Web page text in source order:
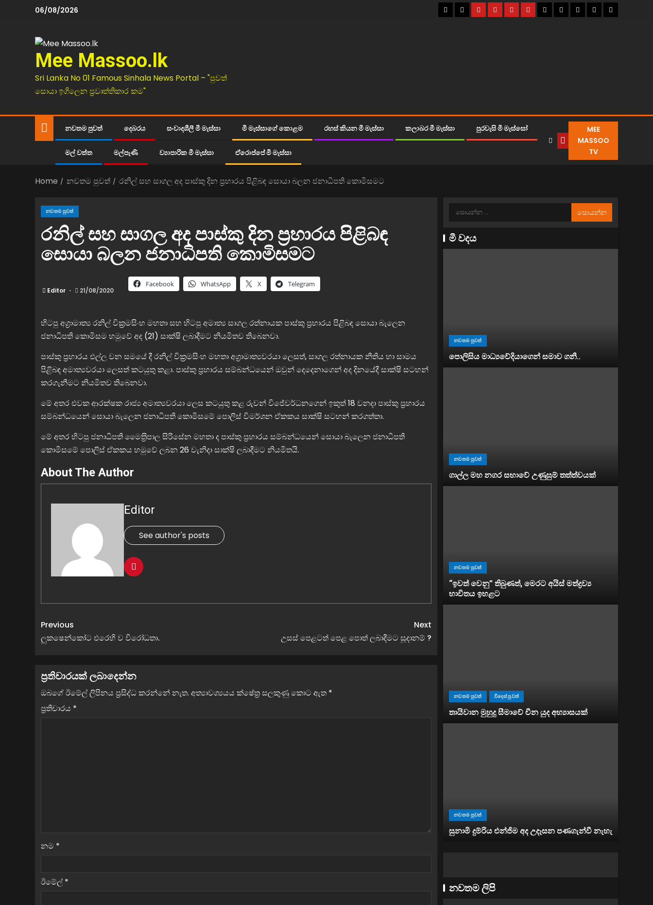
06/08/2026
Mee Massoo.lk
Sri Lanka No 01 Famous Sinhala News Portal – "පුවත්
සොයා ඉගිලෙන ප්‍රවෘත්තිකාර කම"
නවතම පුවත් දෙබරය සංවාදශීලී මී මැස්සා මී මැස්සාගේ කොළම රහස් කියන මී මැස්සා කලාබර මී මැස්සා පුරවැසි මී මැස්සෝ
මල් වත්ත මල්පැණි ව්‍යාපාරික මී මැස්සා ඒරොප්පේ මී මැස්සා
MEE
MASSOO
TV
Home නවතම පුවත් රනිල් සහ සාගල අද පාස්කු දින ප‍්‍රහාරය පිළිබඳ සොයා බලන ජනාධිපති කොමිසමට
නවතම පුවත්
රනිල් සහ සාගල අද පාස්කු දින ප‍්‍රහාරය පිළිබඳ
සොයා බලන ජනාධිපති කොමිසමට
Editor 21/08/2020
Facebook WhatsApp X Telegram
හිටපු අග‍්‍රාමාත්‍ය රනිල් වික‍්‍රමසිංහ මහතා සහ හිටපු අමාත්‍ය සාගල රත්නායක පාස්කු ප‍්‍රහාරය පිළිබඳ සොයා බැලෙන
ජනාධිපති කොමිසම හමුවේ අද (21) සාක්ෂි ලබාදීමට නියමිතව තිබෙනවා.
පාස්කු ප‍්‍රහාරය එල්ල වන සමයේ දී රනිල් වික‍්‍රමසිංහ මහතා අග‍්‍රාමාත්‍යවරයා ලෙසත්, සාගල රත්නායක නීතිය හා සාමය
පිළිබඳ අමාත්‍යවරයා ලෙසත් කටයුතු කළා. පාස්කු ප‍්‍රහාරය සම්බන්ධයෙන් ඔවුන් දෙදෙනාගෙන් අද දිනයේදී සාක්ෂි සටහන්
කරගැනීමට නියමිතව තිබෙනවා.
මේ අතර එවක ආරක්ෂක රාජ්‍ය අමාත්‍යවරයා ලෙස කටයුතු කළ රුවන් විජේවර්ධනගෙන් ඉකුත් 18 වනදා පාස්කු ප‍්‍රහාරය
සම්බන්ධයෙන් සොයා බැලෙන ජනාධිපති කොමිසමේ පොලිස් විමර්ශන ඒකකය සාක්ෂි සටහන් කරගත්තා.
මේ අතර හිටපු ජනාධිපති මෛත‍්‍රිපාල සිරිසේන මහතා ද පාස්කු ප‍්‍රහාරය සම්බන්ධයෙන් සොයා බැලෙන ජනාධිපති
කොමිසමේ පොලිස් ඒකකය හමුවේ ලබන 26 වැනිදා සාක්ෂි ලබාදීමට නියමිතයි.
About The Author
Editor
See author's posts
Previous
ලුකෂෙන්කෝට එරෙහි ව විරෝධතා.
Next
උසස් පෙළටත් පෙළ පොත් ලබාදීමට සූදානම් ?
ප්‍රතිචාරයක් ලබාදෙන්න
ඔබගේ ඊමේල් ලිපිනය ප්‍රසිද්ධ කරන්නේ නැත. අත්‍යාවශ්‍යයය ක්ෂේත්‍ර සලකුණු කොට ඇත *
ප්‍රතිචාරය *
නම *
ඊමේල් *
මී වදය
නවතම පුවත්
පොලිසිය මාධ්‍යවේදියාගෙන් සමාව ගනී..
නවතම පුවත්
ගාල්ල මහ නගර සභාවේ උණුසුම් තත්ත්වයක්
නවතම පුවත්
“ඉවත් වෙනු” තිබුණත්, මෙරට අයිස් මත්ද්‍රව්‍ය
භාවිතය ඉහළට
නවතම පුවත් විදෙස් පුවත්
තායිවාන මුහුදු සීමාවේ චීන යුද අභ්‍යාසයක්
නවතම පුවත්
සුනාමි දුම්රිය එන්ජිම අද උදෑසන පණගැන්වී නැහැ
නවතම ලිපි